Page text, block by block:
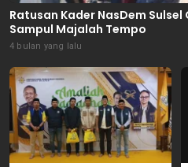
Ratusan Kader NasDem
Sampul Majalah Tempo
4 bulan yang lalu